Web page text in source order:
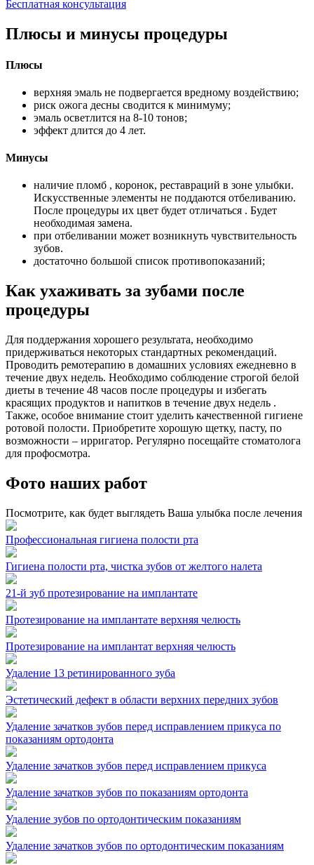
Бесплатная консультация
Плюсы и минусы процедуры
Плюсы
верхняя эмаль не подвергается вредному воздействию;
риск ожога десны сводится к минимуму;
эмаль осветлится на 8-10 тонов;
эффект длится до 4 лет.
Минусы
наличие пломб , коронок, реставраций в зоне улыбки.
Искусственные элементы не поддаются отбеливанию.
После процедуры их цвет будет отличаться . Будет
необходимая замена.
при отбеливании может возникнуть чувствительность
зубов.
достаточно большой список противопоказаний;
Как ухаживать за зубами после
процедуры
Для поддержания хорошего результата, необходимо
придерживаться некоторых стандартных рекомендаций.
Проводить ремотерапию в домашних условиях ежедневно в
течение двух недель. Необходимо соблюдение строгой белой
диеты в течение 48 часов после процедуры и избегать
красящих продуктов и напитков в течение двух недель .
Также, особое внимание стоит уделить качественной гигиене
ротовой полости. Приобретите хорошую щетку, пасту, по
возможности – ирригатор. Регулярно посещайте стоматолога
для профосмотра.
Фото наших работ
Посмотрите, как будет выглядеть Ваша улыбка после лечения
Профессиональная гигиена полости рта
Гигиена полости рта, чистка зубов от желтого налета
21-й зуб протезирование на имплантате
Протезирование на имплантате верхняя челюсть
Протезирование на имплантат верхняя челюсть
Удаление 13 ретинированного зуба
Эстетический дефект в области верхних передних зубов
Удаление зачатков зубов перед исправлением прикуса по
показаниям ортодонта
Удаление зачатков зубов перед исправлением прикуса
Удаление зачатков зубов по показаниям ортодонта
Удаление зубов по ортодонтическим показаниям
Удаление зачатков зубов по ортодонтическим показаниям